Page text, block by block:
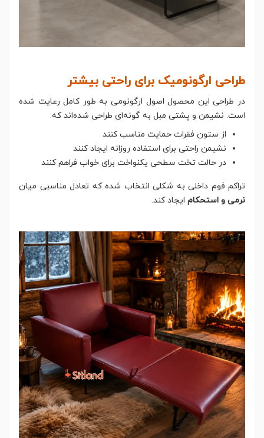
طراحی ارگونومیک برای راحتی بیشتر
در طراحی این محصول اصول ارگونومی به طور کامل رعایت شده
است. نشیمن و پشتی مبل به گونه‌ای طراحی شده‌اند که:
از ستون فقرات حمایت مناسب کنند
نشیمن راحتی برای استفاده روزانه ایجاد کنند
در حالت تخت سطحی یکنواخت برای خواب فراهم کنند
تراکم فوم داخلی به شکلی انتخاب شده که تعادل مناسبی میان
نرمی و استحکام ایجاد کند.